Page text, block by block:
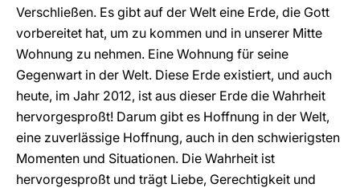
Verschließen. Es gibt auf der Welt eine Erde, die Gott
vorbereitet hat, um zu kommen und in unserer Mitte
Wohnung zu nehmen. Eine Wohnung für seine
Gegenwart in der Welt. Diese Erde existiert, und auch
heute, im Jahr 2012, ist aus dieser Erde die Wahrheit
hervorgesproßt! Darum gibt es Hoffnung in der Welt,
eine zuverlässige Hoffnung, auch in den schwierigsten
Momenten und Situationen. Die Wahrheit ist
hervorgesproßt und trägt Liebe, Gerechtigkeit und